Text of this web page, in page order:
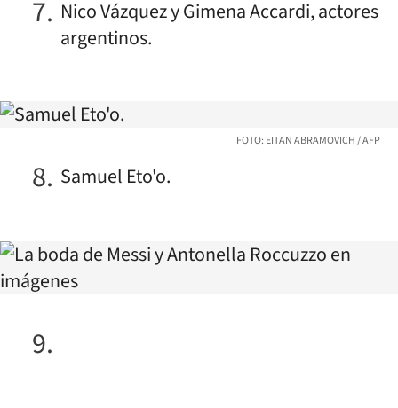
Nico Vázquez y Gimena Accardi, actores
argentinos.
FOTO: EITAN ABRAMOVICH / AFP
Samuel Eto'o.